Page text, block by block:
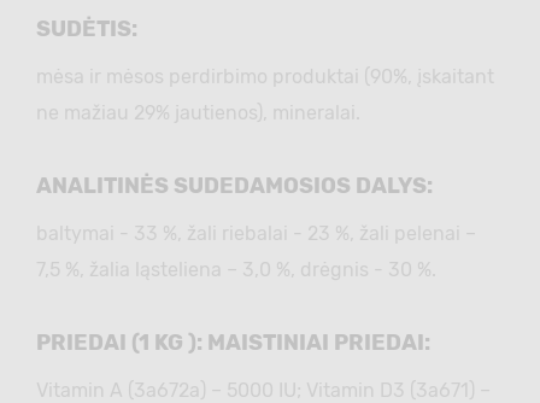
SUDĖTIS:
mėsa ir mėsos perdirbimo produktai (90%, įskaitant
ne mažiau 29% jautienos), mineralai.
ANALITINĖS SUDEDAMOSIOS DALYS:
baltymai - 33 %, žali riebalai - 23 %, žali pelenai –
7,5 %, žalia ląsteliena – 3,0 %, drėgnis - 30 %.
PRIEDAI (1 KG ): MAISTINIAI PRIEDAI:
Vitamin А (3а672а) – 5000 IU; Vitamin D3 (3а671) –